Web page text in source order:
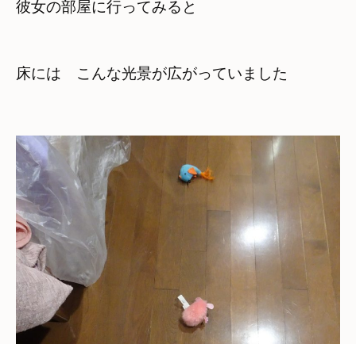
彼女の部屋に行ってみると
床には　こんな光景が広がっていました